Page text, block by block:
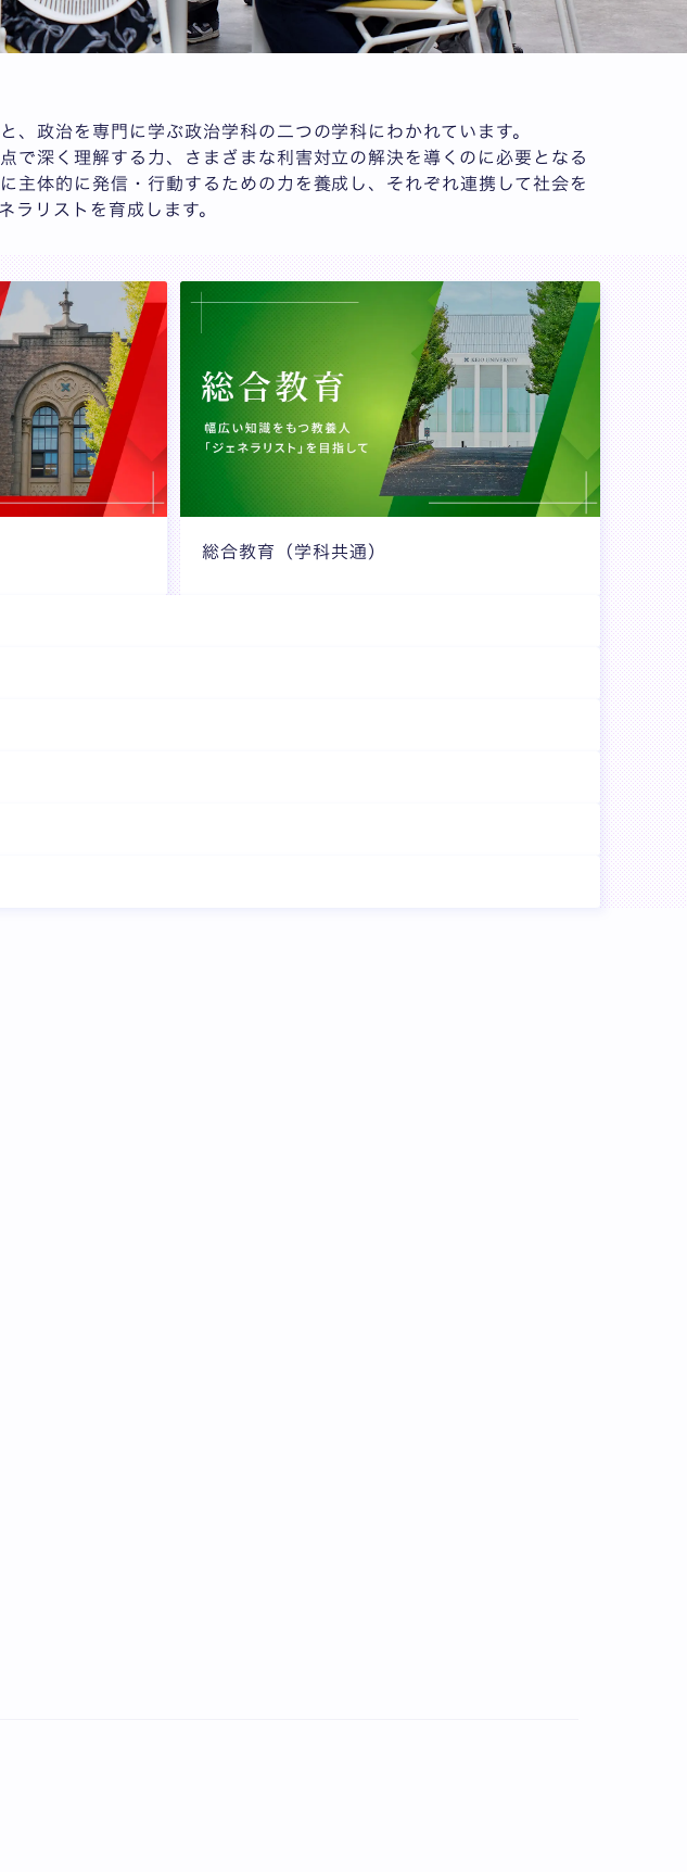
、政治を専門に学ぶ政治学科の二つの学科にわかれています。
で深く理解する力、さまざまな利害対立の解決を導くのに必要となる
主体的に発信・行動するための力を養成し、それぞれ連携して社会を
ラリストを育成します。
総合教育（学科共通）